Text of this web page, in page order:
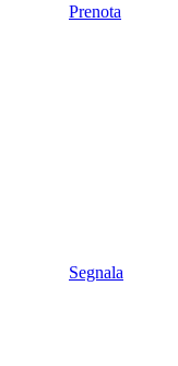
Prenota
Segnala